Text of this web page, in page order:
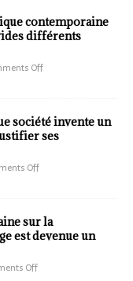
contemporaine
différents
Off
société invente un
ses
Off
sur la
est devenue un
Off